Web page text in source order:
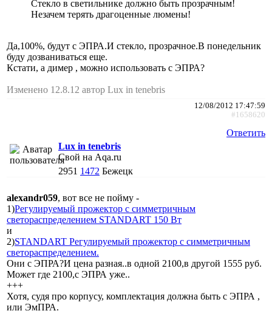
Стекло в светильнике должно быть прозрачным!
Незачем терять драгоценные люмены!
Да,100%, будут с ЭПРА.И стекло, прозрачное.В понедельник
буду дозваниваться еще.
Кстати, а димер , можно использовать с ЭПРА?
Изменено 12.8.12 автор Lux in tenebris
12/08/2012 17:47:59
#1658620
Ответить
Lux in tenebris
Свой на Aqa.ru
2951 1472 Бежецк
alexandr059, вот все не пойму -
1)Регулируемый прожектор с симметричным
светораспределением STANDART 150 Вт
и
2)STANDART Регулируемый прожектор с симметричным
светораспределением.
Они с ЭПРА?И цена разная..в одной 2100,в другой 1555 руб.
Может где 2100,с ЭПРА уже..
+++
Хотя, судя про корпусу, комплектация должна быть с ЭПРА ,
или ЭмПРА.